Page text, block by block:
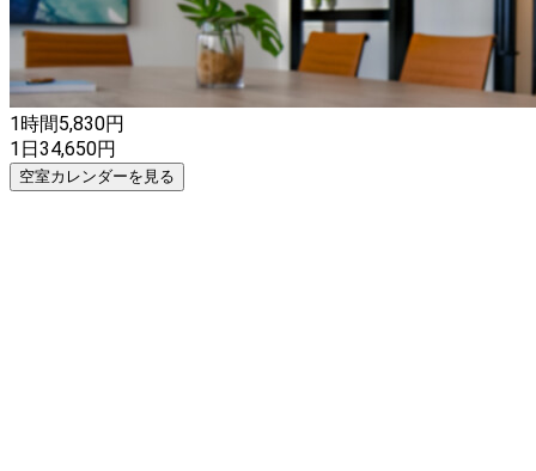
1時間5,830円
1日34,650円
空室カレンダーを見る